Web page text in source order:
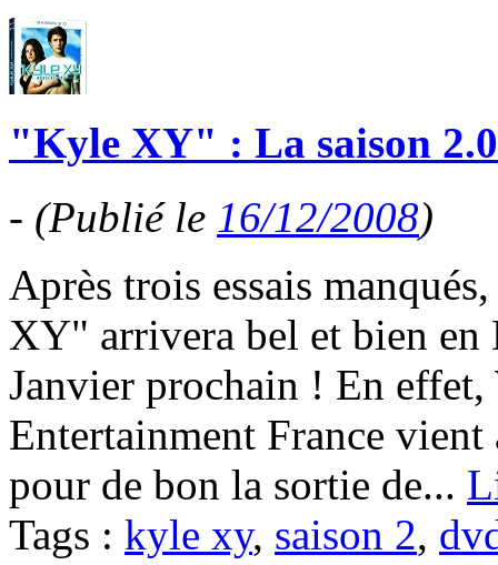
"Kyle XY" : La saison
- (Publié le 16/12/2008)
Après trois essais
XY" arrivera bel et bien en
Janvier prochain ! En
Entertainment France
pour de bon la sortie de...
Tags : kyle xy, saison 2,